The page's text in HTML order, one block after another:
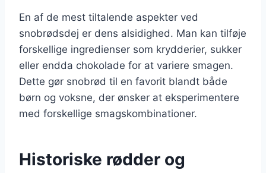
En af de mest tiltalende aspekter ved
snobrødsdej er dens alsidighed. Man kan tilføje
forskellige ingredienser som krydderier, sukker
eller endda chokolade for at variere smagen.
Dette gør snobrød til en favorit blandt både
børn og voksne, der ønsker at eksperimentere
med forskellige smagskombinationer.
Historiske rødder og